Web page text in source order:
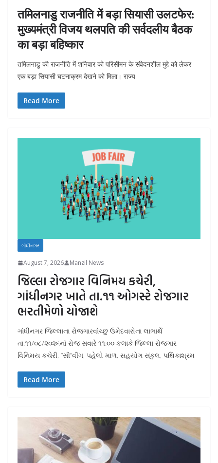
तमिलनाडु राजनीति में बड़ा सियासी उलटफेर:
मुख्यमंत्री विजय थलपति की सर्वदलीय बैठक
का बड़ा बहिष्कार
तमिलनाडु की राजनीति में शनिवार को परिसीमन के संवेदनशील मुद्दे को लेकर
एक बड़ा सियासी घटनाक्रम देखने को मिला। राज्य
Read More
ગાંધીનગર
August 7, 2026 Manzil News
જિલ્લા રોજગાર વિનિમય કચેરી,
ગાંધીનગર ખાતે તા.૧૧ ઓગસ્ટે રોજગાર
ભરતીમેળો યોજાશે
ગાંધીનગર જિલ્લાના રોજગારવાંચ્છુ ઉમેદવારોના લાભાર્થે
તા.૧૧/૦૮/૨૦૨૬નાં રોજ સવારે ૧૧:૦૦ કલાકે જિલ્લા રોજગાર
વિનિમય કચેરી, “સી”વીંગ, પહેલો માળ, સહયોગ સંકુલ, પથિકાશ્રમ
Read More